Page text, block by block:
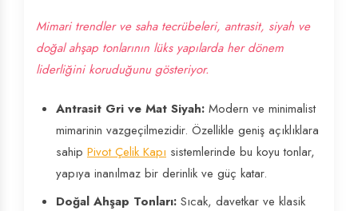
Mimari trendler ve saha tecrübeleri, antrasit, siyah ve
doğal ahşap tonlarının lüks yapılarda her dönem
liderliğini koruduğunu gösteriyor.
Antrasit Gri ve Mat Siyah: Modern ve minimalist
mimarinin vazgeçilmezidir. Özellikle geniş açıklıklara
sahip Pivot Çelik Kapı sistemlerinde bu koyu tonlar,
yapıya inanılmaz bir derinlik ve güç katar.
Doğal Ahşap Tonları: Sıcak, davetkar ve klasik